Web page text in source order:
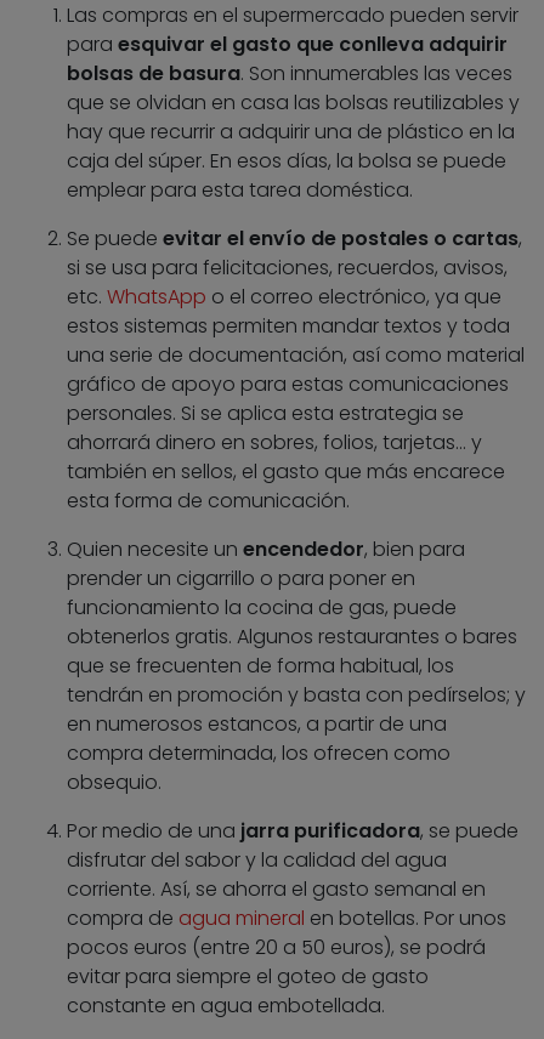
Las compras en el supermercado pueden servir
para esquivar el gasto que conlleva adquirir
bolsas de basura. Son innumerables las veces
que se olvidan en casa las bolsas reutilizables y
hay que recurrir a adquirir una de plástico en la
caja del súper. En esos días, la bolsa se puede
emplear para esta tarea doméstica.
Se puede evitar el envío de postales o cartas,
si se usa para felicitaciones, recuerdos, avisos,
etc. WhatsApp o el correo electrónico, ya que
estos sistemas permiten mandar textos y toda
una serie de documentación, así como material
gráfico de apoyo para estas comunicaciones
personales. Si se aplica esta estrategia se
ahorrará dinero en sobres, folios, tarjetas… y
también en sellos, el gasto que más encarece
esta forma de comunicación.
Quien necesite un encendedor, bien para
prender un cigarrillo o para poner en
funcionamiento la cocina de gas, puede
obtenerlos gratis. Algunos restaurantes o bares
que se frecuenten de forma habitual, los
tendrán en promoción y basta con pedírselos; y
en numerosos estancos, a partir de una
compra determinada, los ofrecen como
obsequio.
Por medio de una jarra purificadora, se puede
disfrutar del sabor y la calidad del agua
corriente. Así, se ahorra el gasto semanal en
compra de agua mineral en botellas. Por unos
pocos euros (entre 20 a 50 euros), se podrá
evitar para siempre el goteo de gasto
constante en agua embotellada.